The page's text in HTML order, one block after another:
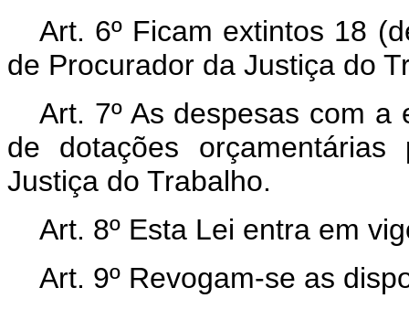
Art. 6º Ficam extintos 18
de Procurador da Justiça do
Art. 7º As despesas com
de dotações orçamentárias
Justiça do Trabalho.
Art. 8º Esta Lei entra em
Art. 9º Revogam-se as